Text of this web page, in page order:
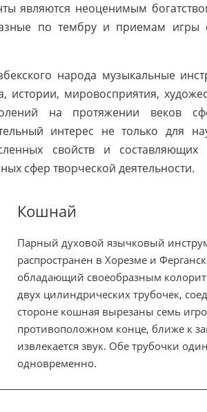
являются неоценимым
по тембру и приемам
народа музыкальные
мировосприятия,
на протяжении веков
интерес не только для
свойств и
сфер творческой деятельности.
Кошнай
Парный духовой язычковый
распространен в Хорезме и
обладающий своеобразным
двух цилиндрических трубочек,
стороне кошная вырезаны семь
противоположном конце, ближе к
извлекается звук. Обе трубочки
одновременно.